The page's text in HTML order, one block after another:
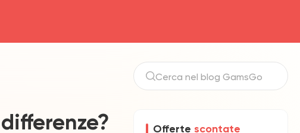
Offerte scontate